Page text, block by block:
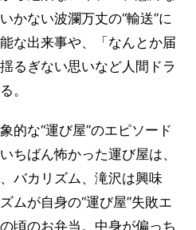
かない波瀾万丈の“輸送”に
な出来事や、「なんとか届
るぎない思いなど人間ドラ
。
的な“運び屋”のエピソード
ちばん怖かった運び屋は、
バカリズム、滝沢は興味
ムが自身の“運び屋”失敗エ
頃のお弁当。中身が偏っち